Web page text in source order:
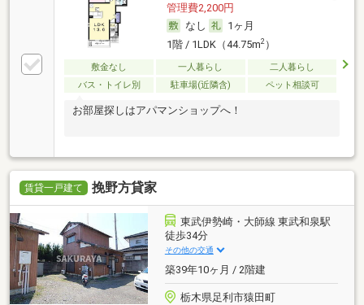
管理費2,200円
なし
1ヶ月
1階 / 1LDK（44.75m2）
敷金なし 一人暮らし
二人暮らし
バス・トイレ別
駐車場(近隣含) ペット相談可
お部屋探しはアパマンショップへ！
賃貸一戸建て 挽野方貸家
東武伊勢崎・大師線 東武和泉駅
徒歩34分
その他の交通
築39年10ヶ月 / 2階建
栃木県足利市猿田町